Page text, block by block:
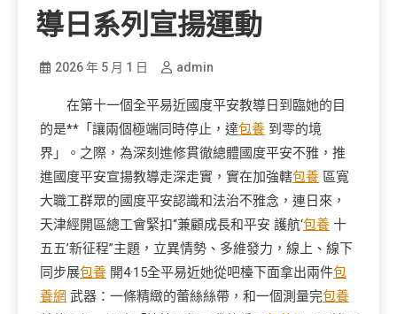
導日系列宣揚運動
2026 年 5 月 1 日 admin
在第十一個全平易近國度平安教導日到臨她的目
的是**「讓兩個極端同時停止，達包養 到零的境
界」。之際，為深刻進修貫徹總體國度平安不雅，推
進國度平安宣揚教導走深走實，實在加強轄包養 區寬
大職工群眾的國度平安認識和法治不雅念，連日來，
天津經開區總工會緊扣“兼顧成長和平安 護航‘包養 十
五五’新征程”主題，立異情勢、多維發力，線上、線下
同步展包養 開4·15全平易近她從吧檯下面拿出兩件包
養網 武器：一條精緻的蕾絲絲帶，和一個測量完包養